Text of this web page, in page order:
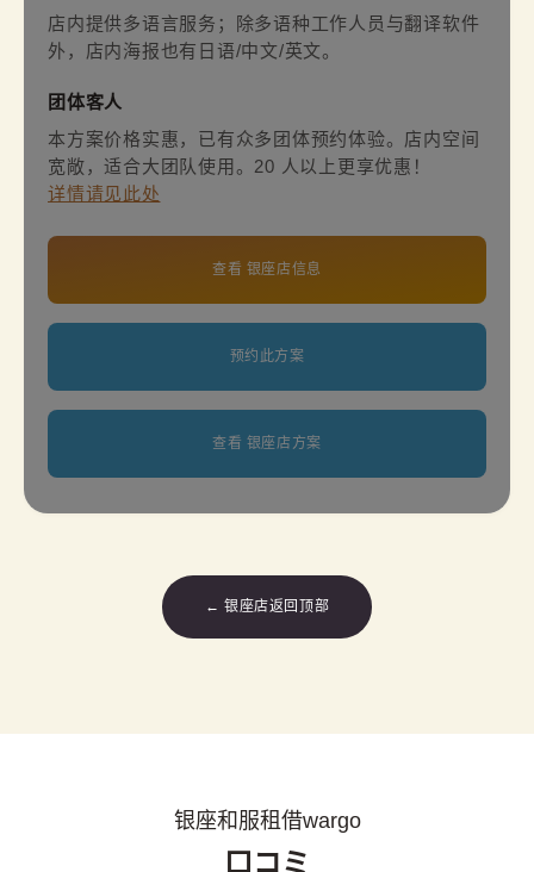
店内提供多语言服务；除多语种工作人员与翻译软件
外，店内海报也有日语/中文/英文。
团体客人
本方案价格实惠，已有众多团体预约体验。店内空间
宽敞，适合大团队使用。20 人以上更享优惠！
详情请见此处
查看 银座店信息
预约此方案
查看 银座店方案
← 银座店返回顶部
银座和服租借wargo
口コミ